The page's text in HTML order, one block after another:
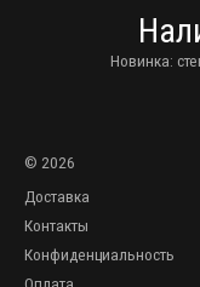
Новинка:
© 2026
Доставка
Контакты
Конфиденциальность